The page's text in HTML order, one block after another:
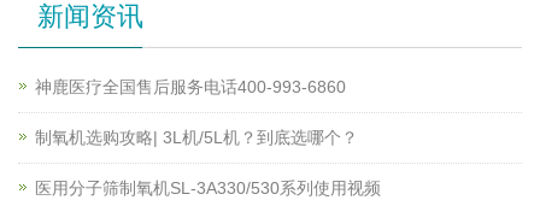
新闻资讯
神鹿医疗全国售后服务电话400-993-6860
制氧机选购攻略| 3L机/5L机？到底选哪个？
医用分子筛制氧机SL-3A330/530系列使用视频